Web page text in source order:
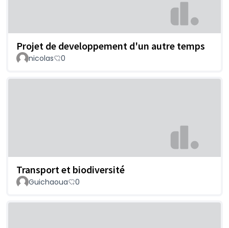
Projet de developpement d'un autre temps
nicolas 0
Transport et biodiversité
Guichaoua 0